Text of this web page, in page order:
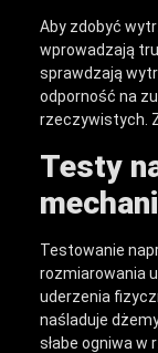
Aby zdobyć
wprowadzają
sprawdzają
odporność na
rzeczywistych.
Testy
Testowanie
rozmiarowania
uderzenia
naśladuje
słabe ogniwa w